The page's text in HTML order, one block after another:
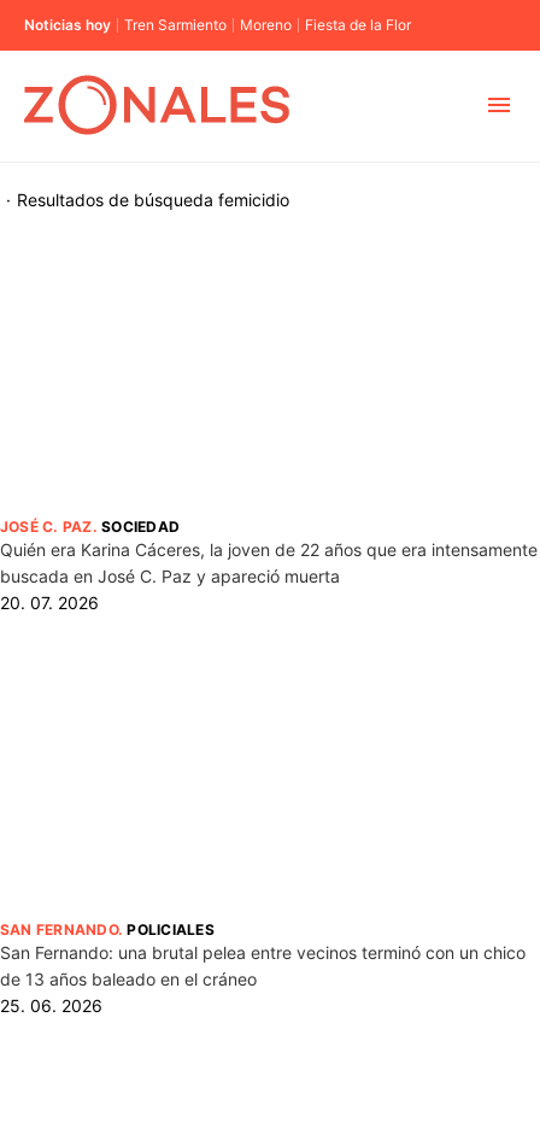
Noticias hoy Tren Sarmiento Moreno Fiesta de la Flor
Resultados de búsqueda
· femicidio
JOSÉ C. PAZ.SOCIEDAD
Quién era Karina Cáceres, la joven de 22 años que era intensamente
buscada en José C. Paz y apareció muerta
20. 07. 2026
SAN FERNANDO.POLICIALES
San Fernando: una brutal pelea entre vecinos terminó con un chico
de 13 años baleado en el cráneo
25. 06. 2026